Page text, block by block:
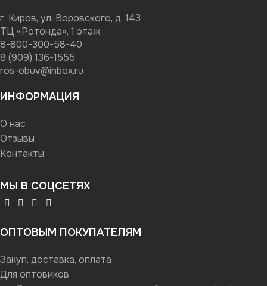
г. Киров, ул. Воровского, д. 143
ТЦ «Ротонда», 1 этаж
8-800-300-58-40
8 (909) 136-1555
ros-obuv@inbox.ru
ИНФОРМАЦИЯ
О нас
Отзывы
Контакты
МЫ В СОЦСЕТЯХ
ОПТОВЫМ ПОКУПАТЕЛЯМ
Закуп, доставка, оплата
Для оптовиков